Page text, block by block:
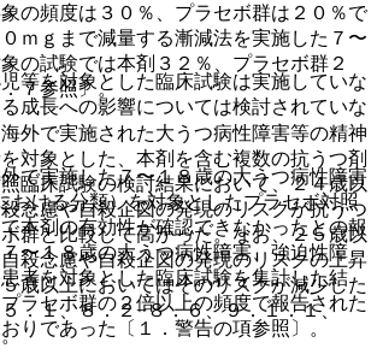
の頻度は３０％、プラセボ群は２０％で
ｍｇまで減量する漸減法を実施した７〜
の試験では本剤３２％、プラセボ群２
７参照〕。
外で実施された大うつ病性障害等の精神
対象とした、本剤を含む複数の抗うつ剤
臨床試験の検討結果において、２４歳以
念慮や自殺企図の発現のリスクが抗うつ
群と比較して高かった。なお、２５歳以
殺念慮や自殺企図の発現のリスクの上昇
歳以上においてはそのリスクが減少した
．１、８．２−８．６、９．１．１、
等を対象とした臨床試験は実施していな
成長への影響については検討されていな
で実施した７〜１８歳の大うつ病性障害
おける分類）を対象としたプラセボ対照
本剤の有効性が確認できなかったとの報
〜１８歳の大うつ病性障害、強迫性障
者を対象とした臨床試験を集計した結
ラセボ群の２倍以上の頻度で報告された
りであった〔１．警告の項参照〕。